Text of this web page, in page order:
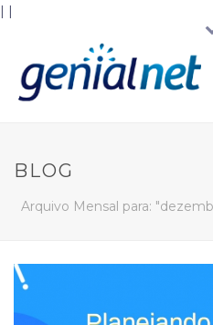
| |
BLOG
Arquivo Mensal para: